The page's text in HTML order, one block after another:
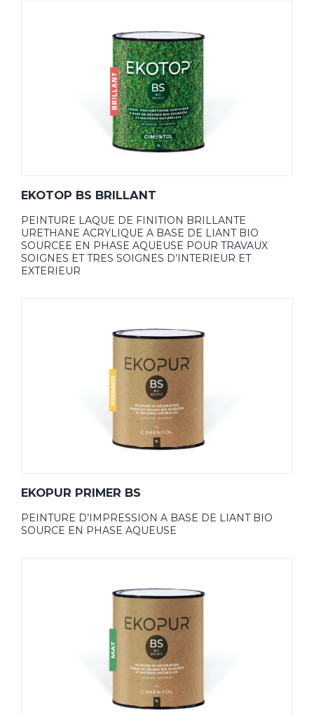
EKOTOP BS BRILLANT
PEINTURE LAQUE DE FINITION BRILLANTE
URETHANE ACRYLIQUE A BASE DE LIANT BIO
SOURCEE EN PHASE AQUEUSE POUR TRAVAUX
SOIGNES ET TRES SOIGNES D’INTERIEUR ET
EXTERIEUR
EKOPUR PRIMER BS
PEINTURE D’IMPRESSION A BASE DE LIANT BIO
SOURCE EN PHASE AQUEUSE